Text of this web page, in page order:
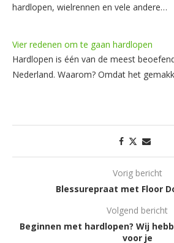
hardlopen, wielrennen en vele andere…
Vier redenen om te gaan hardlopen
Hardlopen is één van de meest
Nederland. Waarom? Omdat het
Vorig bericht
Blessurepraat met Floor
Volgend bericht
Beginnen met hardlopen? Wij
voor je